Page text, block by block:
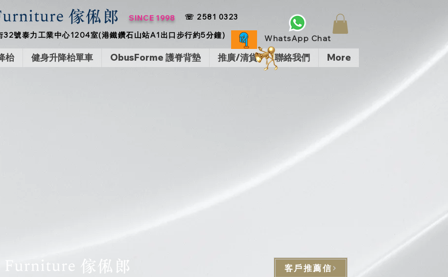
SINCE 1998
☏ 2581 0323
32號泰力工業中心1204室(港鐵鑽石山站A1出口步行約5分鐘)
WhatsApp Chat
枱 健身升降枱單車 ObusForme 護脊背墊 推廣/清貨 聯絡我們 More
客戶推薦信